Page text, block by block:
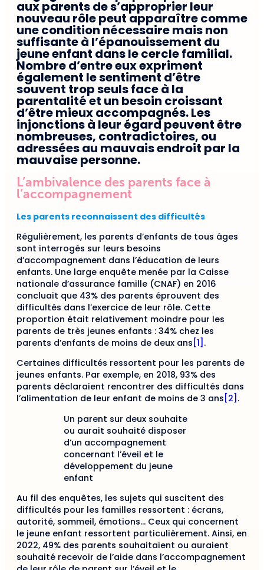
aux parents de s’approprier leur
nouveau rôle peut apparaître comme
une condition nécessaire mais non
suffisante à l’épanouissement du
jeune enfant dans le cercle familial.
Nombre d’entre eux expriment
également le sentiment d’être
souvent trop seuls face à la
parentalité et un besoin croissant
d’être mieux accompagnés. Les
injonctions à leur égard peuvent être
nombreuses, contradictoires, ou
adressées au mauvais endroit par la
mauvaise personne.
L’ambivalence des parents face à
l’accompagnement
Les parents reconnaissent des difficultés
Régulièrement, les parents d’enfants de tous âges
sont interrogés sur leurs besoins
d’accompagnement dans l’éducation de leurs
enfants. Une large enquête menée par la Caisse
nationale d’assurance famille (CNAF) en 2016
concluait que 43% des parents éprouvent des
difficultés dans l’exercice de leur rôle. Cette
proportion était relativement moindre pour les
parents de très jeunes enfants : 34% chez les
parents d’enfants de moins de deux ans [1] .
Certaines difficultés ressortent pour les parents de
jeunes enfants. Par exemple, en 2018, 93% des
parents déclaraient rencontrer des difficultés dans
l’alimentation de leur enfant de moins de 3 ans [2] .
Un parent sur deux souhaite
ou aurait souhaité disposer
d’un accompagnement
concernant l’éveil et le
développement du jeune
enfant
Au fil des enquêtes, les sujets qui suscitent des
difficultés pour les familles ressortent : écrans,
autorité, sommeil, émotions… Ceux qui concernent
le jeune enfant ressortent particulièrement. Ainsi, en
2022, 49% des parents souhaitaient ou auraient
souhaité recevoir de l’aide dans l’accompagnement